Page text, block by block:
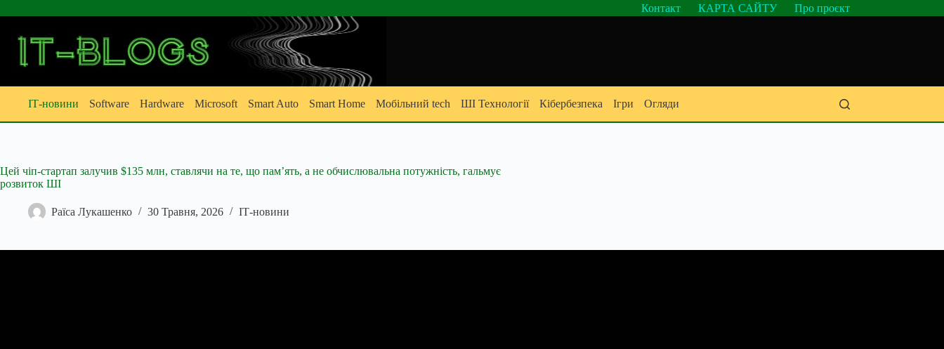
до
Контакт КАРТА САЙТУ Про проєкт
ІТ-новини Software Hardware Microsoft Smart Auto Smart Home Мобільний tech ШІ Технології Кібербезпека Ігри Огляди
Цей чіп-стартап залучив $135 млн, ставлячи на те, що пам’ять, а не обчислювальна потужність, гальмує
розвиток ШІ
Раїса Лукашенко 30 Травня, 2026 ІТ-новини